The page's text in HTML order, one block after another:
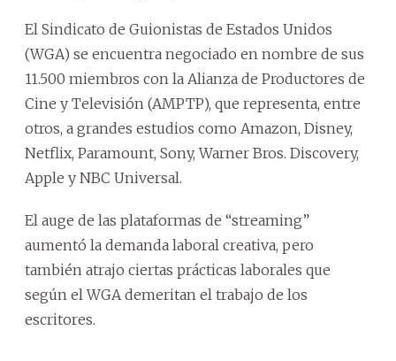
El Sindicato de Guionistas de Estados Unidos
(WGA) se encuentra negociado en nombre de sus
11.500 miembros con la Alianza de Productores de
Cine y Televisión (AMPTP), que representa, entre
otros, a grandes estudios como Amazon, Disney,
Netflix, Paramount, Sony, Warner Bros. Discovery,
Apple y NBC Universal.
El auge de las plataformas de “streaming”
aumentó la demanda laboral creativa, pero
también atrajo ciertas prácticas laborales que
según el WGA demeritan el trabajo de los
escritores.